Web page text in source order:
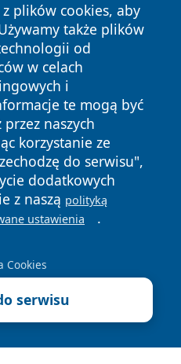
plików cookies, aby
także plików
od
w celach
i
te mogą być
naszych
korzystanie ze
do serwisu",
dodatkowych
z naszą polityką
ustawienia .
Cookies
serwisu
prawa zastrzeżone.
Polityka
Cookies